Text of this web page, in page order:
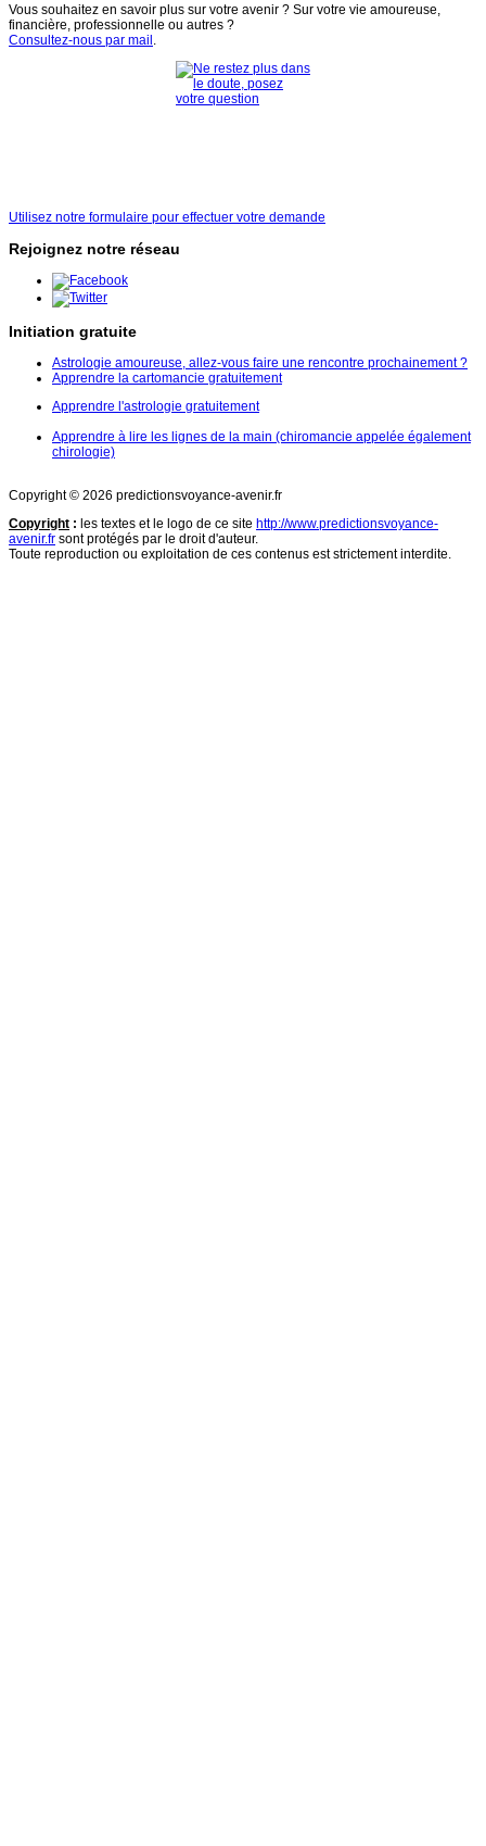
Vous souhaitez en savoir plus sur votre avenir ? Sur votre vie amoureuse,
financière, professionnelle ou autres ?
Consultez-nous par mail
Utilisez notre formulaire pour effectuer votre demande
Rejoignez notre réseau
Initiation gratuite
Astrologie amoureuse, allez-vous faire une rencontre prochainement ?
Apprendre la cartomancie gratuitement
Apprendre l'astrologie gratuitement
Apprendre à lire les lignes de la main (chiromancie appelée également
chirologie)
Copyright © 2026 predictionsvoyance-avenir.fr
Copyright : les textes et le logo de ce site http://www.predictionsvoyance-
avenir.fr sont protégés par le droit d'auteur.
Toute reproduction ou exploitation de ces contenus est strictement interdite.